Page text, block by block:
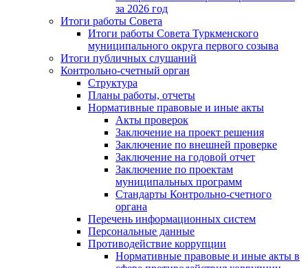
за 2026 год
Итоги работы Совета
Итоги работы Совета Туркменского
муниципального округа первого созыва
Итоги публичных слушаний
Контрольно-счетный орган
Структура
Планы работы, отчеты
Нормативные правовые и иные акты
Акты проверок
Заключение на проект решения
Заключение по внешней проверке
Заключение на годовой отчет
Заключение по проектам
муниципальных программ
Стандарты Контрольно-счетного
органа
Перечень информационных систем
Персональные данные
Противодействие коррупции
Нормативные правовые и иные акты в